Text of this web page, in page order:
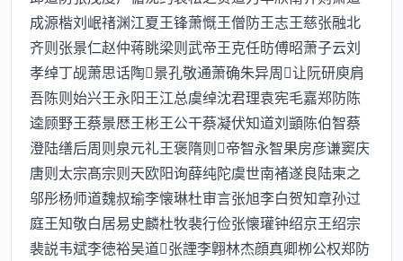
成源楷刘岷禇渊江夏王锋萧慨王僧防王志王慈张融北
齐则张景仁赵仲蒋眺梁则武帝王克任昉傅昭萧子云刘
孝绰丁觇萧思话陶景孔敬通萧确朱异周让阮研庾肩
吾陈则始兴王永阳王江总虞绰沈君理袁宪毛嘉郑防陈
逵顾野王蔡景厯王彬王公干蔡凝伏知道刘顗陈伯智蔡
澄陆缮后周则泉元礼王褒隋则帝智永智果房彦谦窦庆
唐则太宗髙宗则天欧阳询薛纯陀虞世南褚遂良陆柬之
邬彤杨师道魏叔瑜李懐琳杜审言张旭李白贺知章孙过
庭王知敬白居易史麟杜牧裴行俭张懐瓘钟绍京王绍宗
裴説韦斌李徳裕吴道张諲李翺林杰顔真卿栁公权郑防